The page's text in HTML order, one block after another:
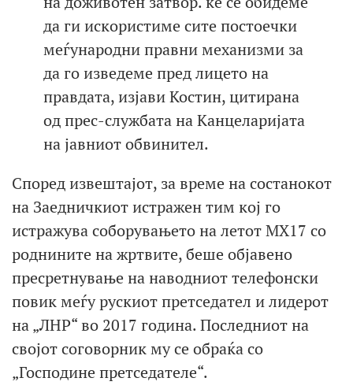
да ги искористиме сите постоечки
меѓународни правни механизми за
да го изведеме пред лицето на
правдата, изјави Костин, цитирана
од прес-службата на Канцеларијата
на јавниот обвинител.
Според извештајот, за време на состанокот
на Заедничкиот истражен тим кој го
истражува соборувањето на летот МХ17 со
роднините на жртвите, беше објавено
пресретнување на наводниот телефонски
повик меѓу рускиот претседател и лидерот
на „ЛНР“ во 2017 година. Последниот на
својот соговорник му се обраќа со
„Господине претседателе“.